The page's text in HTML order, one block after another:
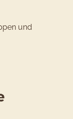
und
für